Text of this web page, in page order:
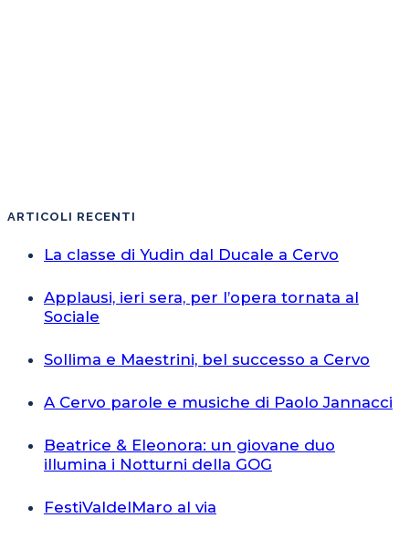
ARTICOLI RECENTI
La classe di Yudin dal Ducale a Cervo
Applausi, ieri sera, per l’opera tornata al
Sociale
Sollima e Maestrini, bel successo a Cervo
A Cervo parole e musiche di Paolo Jannacci
Beatrice & Eleonora: un giovane duo
illumina i Notturni della GOG
FestiValdelMaro al via